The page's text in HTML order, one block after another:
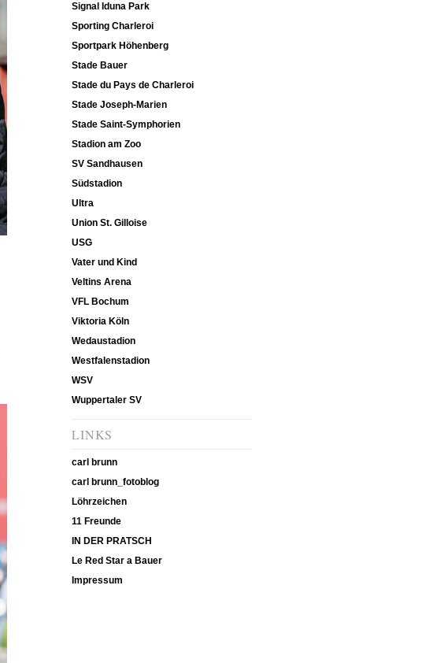
Signal Iduna Park
Sporting Charleroi
Sportpark Höhenberg
Stade Bauer
Stade du Pays de Charleroi
Stade Joseph-Marien
Stade Saint-Symphorien
Stadion am Zoo
SV Sandhausen
Südstadion
Ultra
Union St. Gilloise
USG
Vater und Kind
Veltins Arena
VFL Bochum
Viktoria Köln
Wedaustadion
Westfalenstadion
WSV
Wuppertaler SV
LINKS
carl brunn
carl brunn_fotoblog
Löhrzeichen
11 Freunde
IN DER PRATSCH
Le Red Star a Bauer
Impressum